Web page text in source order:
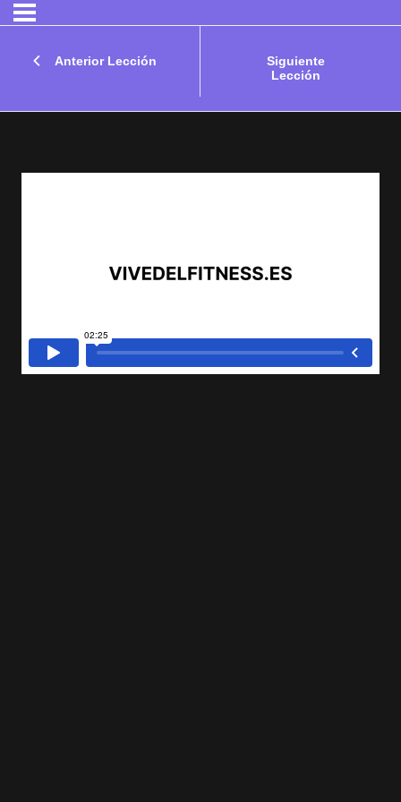
Anterior Lección
Siguiente
Lección